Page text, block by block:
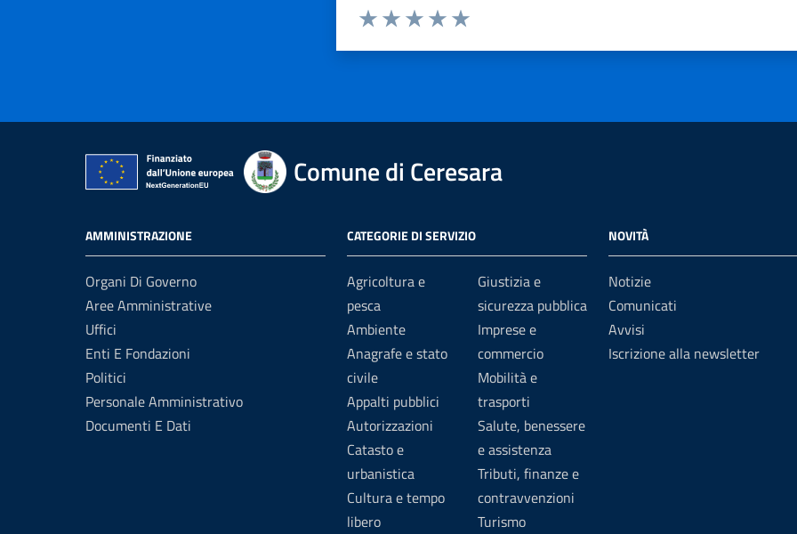
Comune di Ceresara
AMMINISTRAZIONE
Organi Di Governo
Aree Amministrative
Uffici
Enti E Fondazioni
Politici
Personale Amministrativo
Documenti E Dati
CATEGORIE DI SERVIZIO
Agricoltura e
pesca
Ambiente
Anagrafe e stato
civile
Appalti pubblici
Autorizzazioni
Catasto e
urbanistica
Cultura e tempo
libero
Giustizia e
sicurezza pubblica
Imprese e
commercio
Mobilità e
trasporti
Salute, benessere
e assistenza
Tributi, finanze e
contravvenzioni
Turismo
NOVITÀ
Notizie
Comunicati
Avvisi
Iscrizione alla newsletter